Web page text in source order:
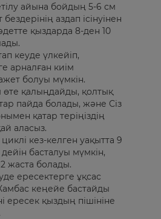
айына бойдың 5-6 см
аздап ісінуінен
қыздарда 8-ден 10
кеуде үлкейіп,
арналған киім
болуы мүмкін.
қалыңдайды, қолтық
пайда болады, және Сіз
қатар теріңіздің
аласыз.
кез-келген уақытта 9
басталуы мүмкін,
жаста болады.
ересектерге ұқсас
кеңейе бастайды
ересек қыздың пішініне